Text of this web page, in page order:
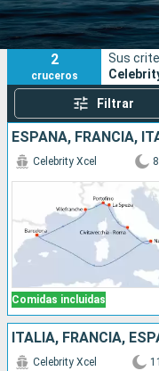
Puertos
2
cruceros
Sus
Filtrar
ESPAÑA, FRANCIA,
Comidas incluidas
Celebrity Xcel
ITALIA, FRANCIA,
Celebrity Xcel